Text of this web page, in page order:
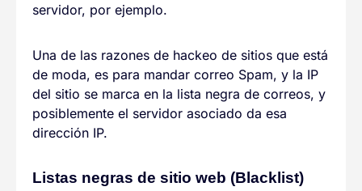
servidor, por ejemplo.
Una de las razones de hackeo de sitios que está
de moda, es para mandar correo Spam, y la IP
del sitio se marca en la lista negra de correos, y
posiblemente el servidor asociado da esa
dirección IP.
Listas negras de sitio web (Blacklist)